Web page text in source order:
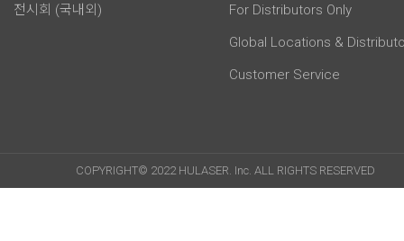
전시회 (국내외)
For Distributors Only
Global Locations &
Customer Service
COPYRIGHT© 2022 HULASER. Inc. ALL RIGHTS RESERVED